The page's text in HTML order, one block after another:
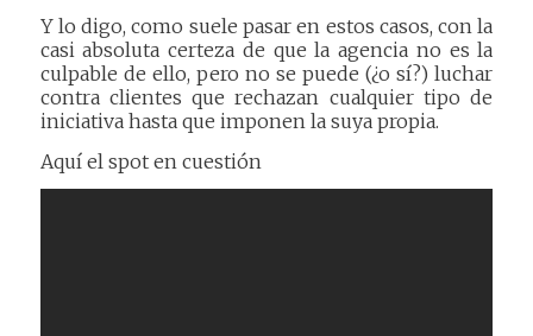
Y lo digo, como suele pasar en estos casos, con la
casi absoluta certeza de que la agencia no es la
culpable de ello, pero no se puede (¿o sí?) luchar
contra clientes que rechazan cualquier tipo de
iniciativa hasta que imponen la suya propia.
Aquí el spot en cuestión